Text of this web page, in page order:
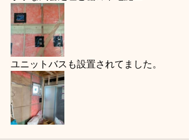
ユニットバスも設置されてました。